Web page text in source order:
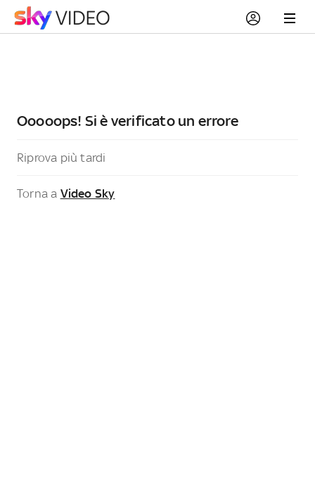
Ooooops! Si è verificato un errore
Riprova più tardi
Torna a Video Sky